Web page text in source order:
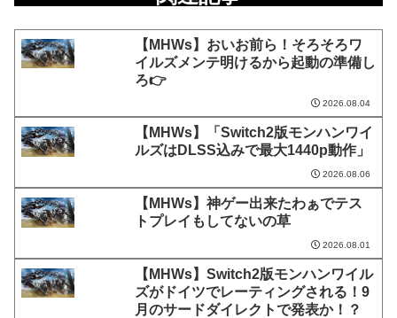
【MHWs】おいお前ら！そろそろワ
イルズメンテ明けるから起動の準備し
ろ👉
2026.08.04
【MHWs】「Switch2版モンハンワイ
ルズはDLSS込みで最大1440p動作」
2026.08.06
【MHWs】神ゲー出来たわぁでテス
トプレイもしてないの草
2026.08.01
【MHWs】Switch2版モンハンワイル
ズがドイツでレーティングされる！9
月のサードダイレクトで発表か！？